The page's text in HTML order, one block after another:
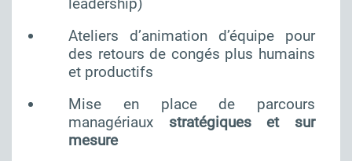
Ateliers d’animation d’équipe pour
des retours de congés plus humains
et productifs
Mise en place de parcours
managériaux stratégiques et sur
mesure